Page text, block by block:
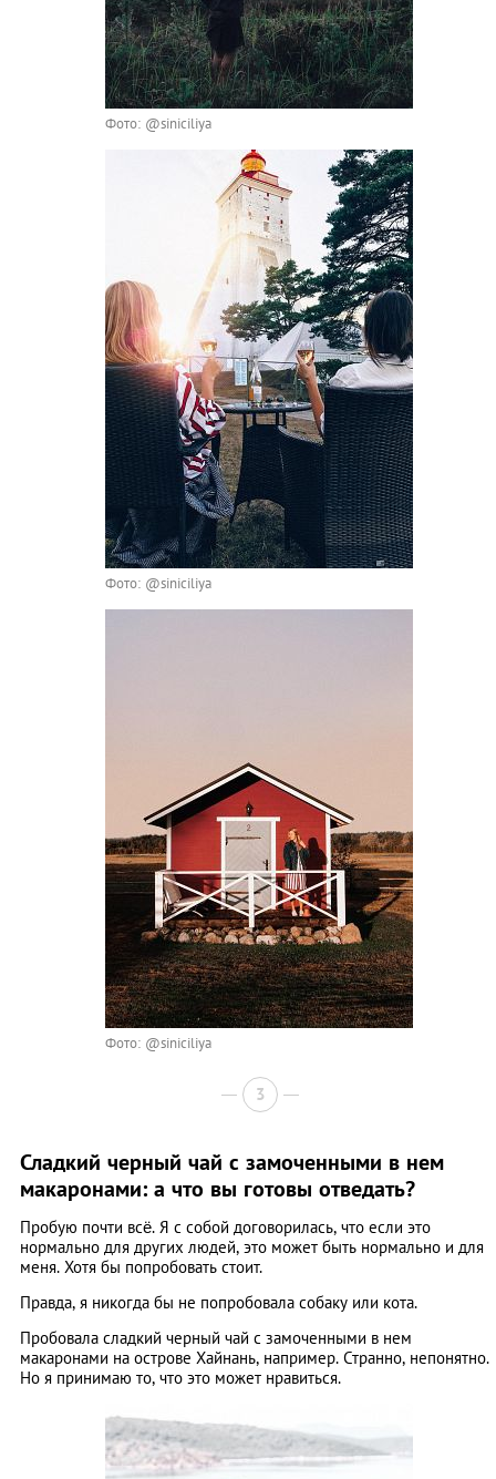
Фото: @siniciliya
Фото: @siniciliya
Фото: @siniciliya
3
Сладкий черный чай с замоченными в нем
макаронами: а что вы готовы отведать?
Пробую почти всё. Я с собой договорилась, что если это
нормально для других людей, это может быть нормально и для
меня. Хотя бы попробовать стоит.
Правда, я никогда бы не попробовала собаку или кота.
Пробовала сладкий черный чай с замоченными в нем
макаронами на острове Хайнань, например. Странно, непонятно.
Но я принимаю то, что это может нравиться.